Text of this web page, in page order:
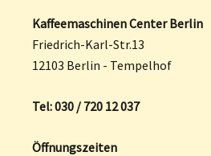
Kaffeemaschinen Center Berlin
Friedrich-Karl-Str.13
12103 Berlin - Tempelhof
Tel: 030 / 720 12 037
Öffnungszeiten